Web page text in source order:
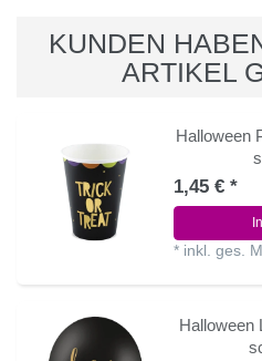
KUNDEN
ARTIKEL
Halloween
1,45 € *
* inkl. ges.
Halloween